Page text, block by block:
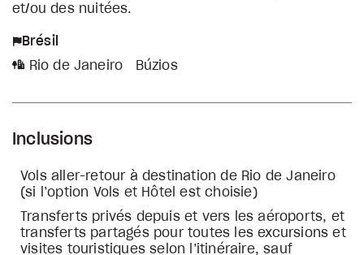
et/ou des nuitées.
Brésil
Rio de Janeiro
Búzios
Inclusions
Vols aller-retour à destination de Rio de Janeiro
(si l’option Vols et Hôtel est choisie)
Transferts privés depuis et vers les aéroports, et
transferts partagés pour toutes les excursions et
visites touristiques selon l’itinéraire, sauf